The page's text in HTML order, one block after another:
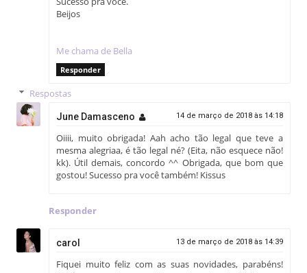
Beijos
Me chama de Bella
Responder
Respostas
June Damasceno 14 de março de 2018 às 14:18
Oiiii, muito obrigada! Aah acho tão legal que teve a
mesma alegriaa, é tão legal né? (Eita, não esquece não!
kk). Útil demais, concordo ^^ Obrigada, que bom que
gostou! Sucesso pra você também! Kissus
Responder
carol 13 de março de 2018 às 14:39
Fiquei muito feliz com as suas novidades, parabéns!